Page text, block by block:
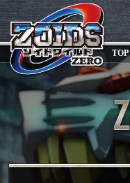
TOP